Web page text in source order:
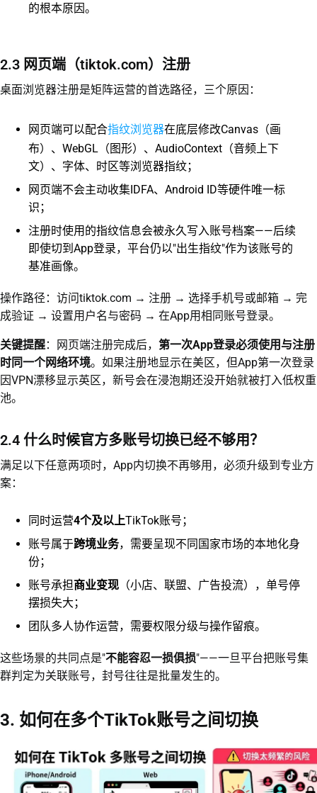
的根本原因。
2.3 网页端（tiktok.com）注册
桌面浏览器注册是矩阵运营的首选路径，三个原因：
网页端可以配合指纹浏览器在底层修改Canvas（画
布）、WebGL（图形）、AudioContext（音频上下
文）、字体、时区等浏览器指纹；
网页端不会主动收集IDFA、Android ID等硬件唯一标
识；
注册时使用的指纹信息会被永久写入账号档案——后续
即使切到App登录，平台仍以"出生指纹"作为该账号的
基准画像。
操作路径：访问tiktok.com → 注册 → 选择手机号或邮箱 → 完
成验证 → 设置用户名与密码 → 在App用相同账号登录。
关键提醒：网页端注册完成后， 第一次App登录必须使用与注册
时同一个网络环境。如果注册地显示在美区，但App第一次登录
因VPN漂移显示英区，新号会在浸泡期还没开始就被打入低权重
池。
2.4 什么时候官方多账号切换已经不够用？
满足以下任意两项时，App内切换不再够用，必须升级到专业方
案：
同时运营4个及以上TikTok账号；
账号属于跨境业务，需要呈现不同国家市场的本地化身
份；
账号承担商业变现 （小店、联盟、广告投流），单号停
摆损失大；
团队多人协作运营，需要权限分级与操作留痕。
这些场景的共同点是"不能容忍一损俱损"——一旦平台把账号集
群判定为关联账号，封号往往是批量发生的。
3. 如何在多个TikTok账号之间切换